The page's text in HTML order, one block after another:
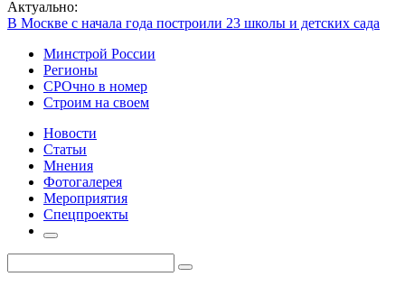
Актуально:
В Москве с начала года построили 23 школы и детских сада
Минстрой России
Регионы
СРОчно в номер
Строим на своем
Новости
Статьи
Мнения
Фотогалерея
Мероприятия
Спецпроекты